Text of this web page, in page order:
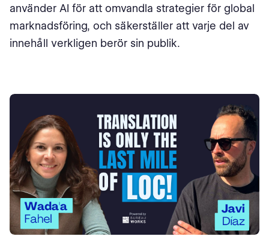
använder AI för att omvandla strategier för global
marknadsföring, och säkerställer att varje del av
innehåll verkligen berör sin publik.